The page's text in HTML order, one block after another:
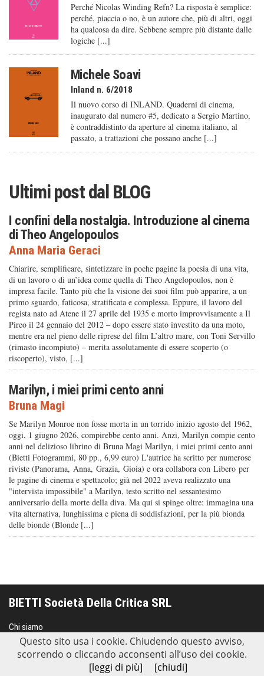
Perché Nicolas Winding Refn? La risposta è semplice:
perché, piaccia o no, è un autore che, più di altri, oggi
ha qualcosa da dire. Sebbene sempre più distante dalle
logiche [...]
Michele Soavi
Inland n. 6/2018
Il nuovo corso di INLAND. Quaderni di cinema,
inaugurato dal numero #5, dedicato a Sergio Martino,
è contraddistinto da aperture al cinema italiano, al
passato, a trattazioni che possano anche [...]
Ultimi post dal BLOG
I confini della nostalgia. Introduzione al cinema
di Theo Angelopoulos
Anna Maria Geraci
Chiarire, semplificare, sintetizzare in poche pagine la poesia di una vita,
di un lavoro o di un’idea come quella di Theo Angelopoulos, non è
impresa facile. Tanto più che la visione dei suoi film può apparire, a un
primo sguardo, faticosa, stratificata e complessa. Eppure, il lavoro del
regista nato ad Atene il 27 aprile del 1935 e morto improvvisamente a Il
Pireo il 24 gennaio del 2012 – dopo essere stato investito da una moto,
mentre era nel pieno delle riprese del film L’altro mare, con Toni Servillo
(rimasto incompiuto) – merita assolutamente di essere scoperto (o
riscoperto), visto, [...]
Marilyn, i miei primi cento anni
Bruna Magi
Se Marilyn Monroe non fosse morta in un torrido inizio agosto del 1962,
oggi, 1 giugno 2026, compirebbe cento anni. Anzi, Marilyn compie cento
anni nel delizioso librino di Bruna Magi Marilyn, i miei primi cento anni
(Bietti Fotogrammi, 80 pp., 6,99 euro) L'autrice ha scritto per numerose
riviste (Panorama, Anna, Grazia, Gioia) e ora collabora con Libero per
le pagine di cinema e spettacolo; già nel 2022 aveva realizzato una
"intervista impossibile" a Marilyn, testo scritto nel sessantesimo
anniversario della morte della diva. Ma qui si spinge oltre: immagina una
vita alternativa, lunghissima e piena di soddisfazioni, per la più bionda
delle bionde (Blonde [...]
BIETTI Società Della Critica SRL
Chi siamo
Distribuzione
Contatti
Privacy policy
SEGUICI SUI SOCIAL
Questo sito usa i cookie. Chiudendo questo avviso,
scorrendo o cliccando acconsenti all’uso dei cookie.
[leggi di più]
[chiudi]